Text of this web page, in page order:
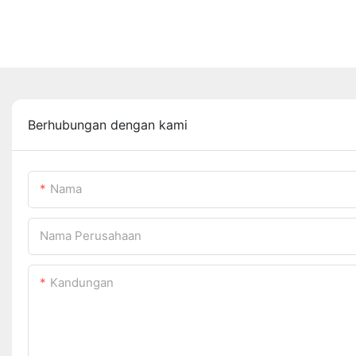
Berhubungan dengan kami
Nama
Nama Perusahaan
Kandungan